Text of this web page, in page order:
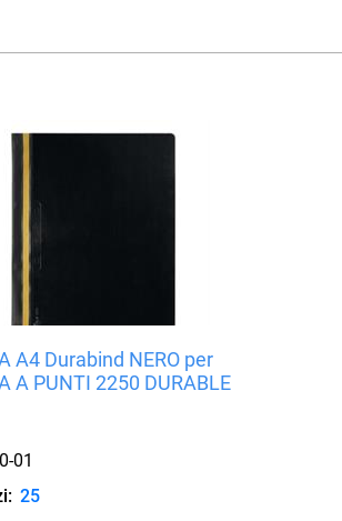
A4 Durabind NERO per
A PUNTI 2250 DURABLE
01
25